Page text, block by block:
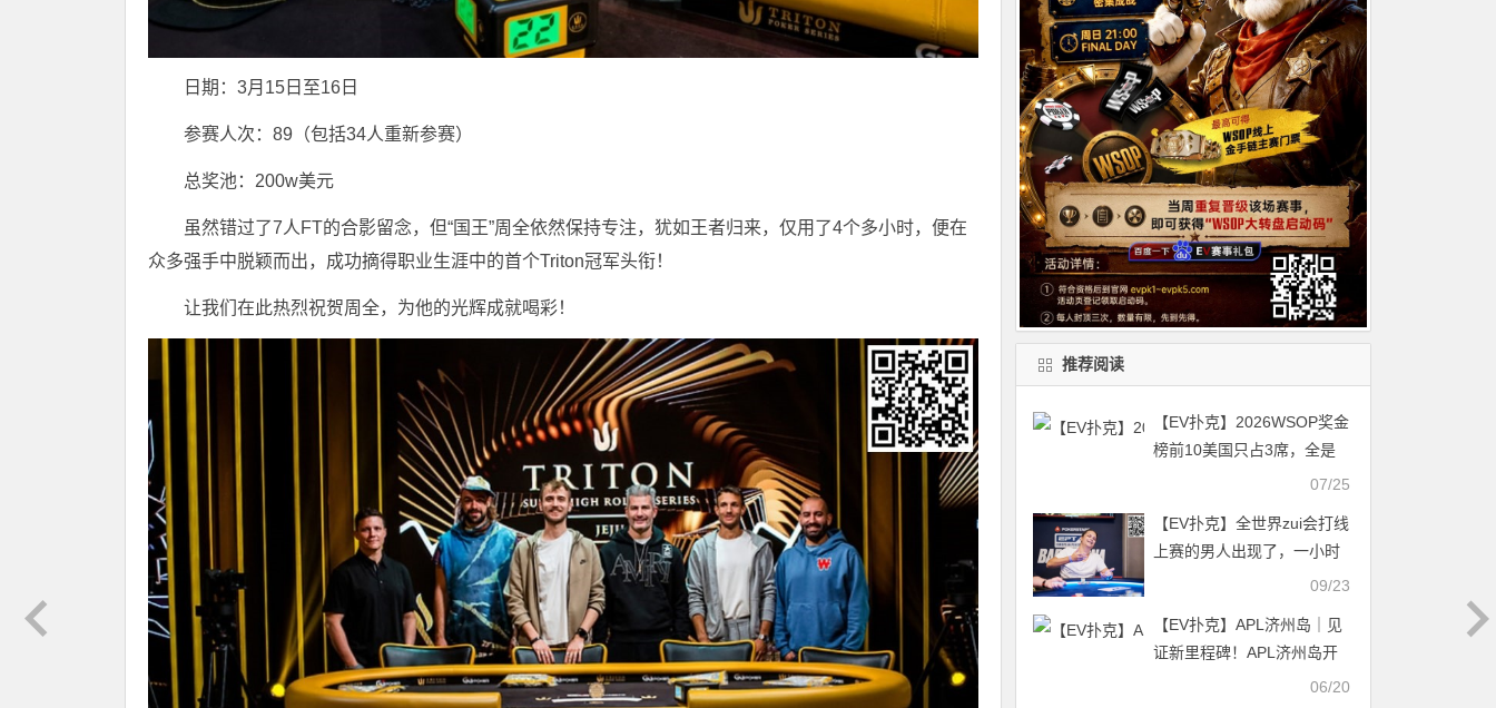
日期：3月15日至16日
参赛人次：89（包括34人重新参赛）
总奖池：200w美元
虽然错过了7人FT的合影留念，但“国王”周全依然保持专注，犹如王者归来，仅用了4个多小时，便在
众多强手中脱颖而出，成功摘得职业生涯中的首个Triton冠军头衔！
让我们在此热烈祝贺周全，为他的光辉成就喝彩！
推荐阅读
【EV扑克】2026WSOP奖金
榜前10美国只占3席，全是
07/25
【EV扑克】全世界zui会打线
上赛的男人出现了，一小时
09/23
【EV扑克】APL济州岛｜见
证新里程碑！APL济州岛开
幕赛热血破局，多重福利豪
06/20